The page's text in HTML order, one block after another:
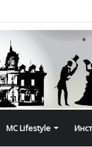
MC Lifestyle